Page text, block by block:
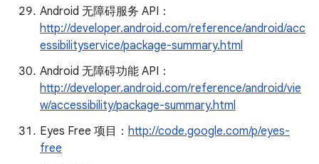
Android 无障碍服务 API：
http://developer.android.com/reference/android/acc
essibilityservice/package-summary.html
Android 无障碍功能 API：
http://developer.android.com/reference/android/vie
w/accessibility/package-summary.html
Eyes Free 项目： http://code.google.com/p/eyes-
free